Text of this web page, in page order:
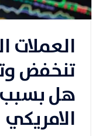
تنخفض
هل بسبب